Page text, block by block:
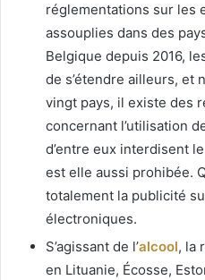
réglementations sur les
assouplies dans des
Belgique depuis 2016,
de s’étendre ailleurs, et
vingt pays, il existe des
concernant l’utilisation
d’entre eux interdisent
est elle aussi prohibée.
totalement la publicité
électroniques.
S’agissant de l’alcool, la
en Lituanie, Écosse,